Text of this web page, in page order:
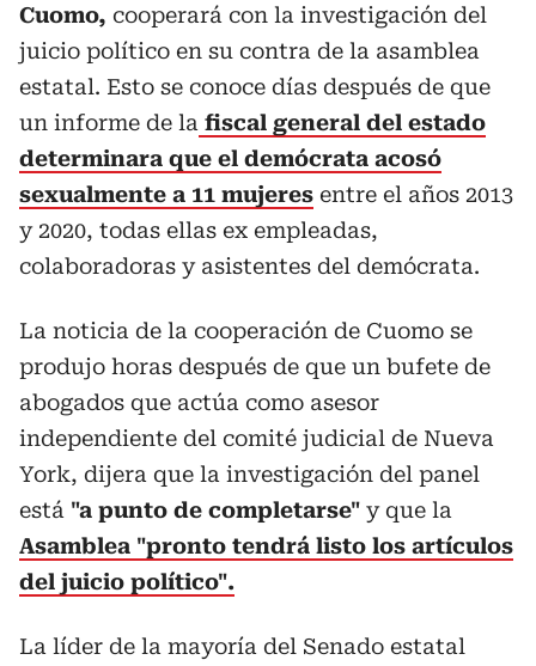
Cuomo, cooperará con la investigación del
juicio político en su contra de la asamblea
estatal. Esto se conoce días después de que
un informe de la fiscal general del estado
determinara que el demócrata acosó
sexualmente a 11 mujeres entre el años 2013
y 2020, todas ellas ex empleadas,
colaboradoras y asistentes del demócrata.
La noticia de la cooperación de Cuomo se
produjo horas después de que un bufete de
abogados que actúa como asesor
independiente del comité judicial de Nueva
York, dijera que la investigación del panel
está "a punto de completarse" y que la
Asamblea "pronto tendrá listo los artículos
del juicio político".
La líder de la mayoría del Senado estatal